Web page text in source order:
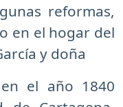
reformas,
en el hogar del
y doña
el año 1840